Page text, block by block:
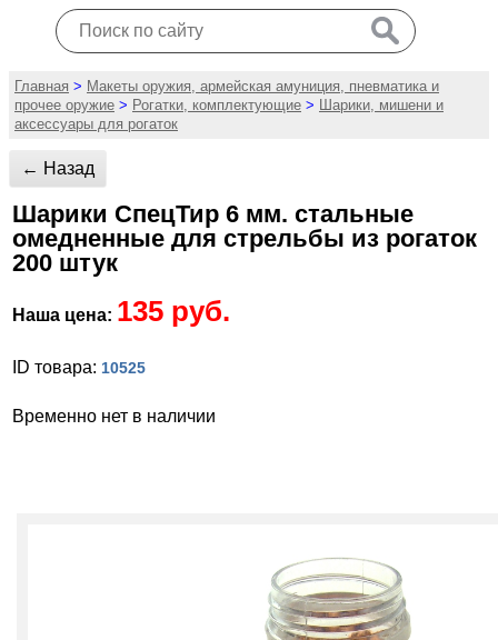
Главная > Макеты оружия, армейская амуниция, пневматика и
прочее оружие > Рогатки, комплектующие > Шарики, мишени и
аксессуары для рогаток
← Назад
Шарики СпецТир 6 мм. стальные
омедненные для стрельбы из рогаток
200 штук
Наша цена: 135 руб.
ID товара: 10525
Временно нет в наличии